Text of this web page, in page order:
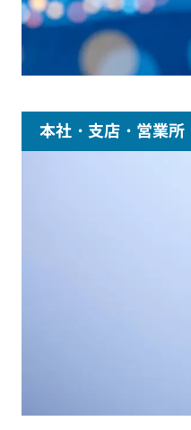
本社・支店・営業所